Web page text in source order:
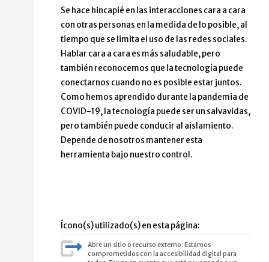
Se hace hincapié en las interacciones cara a cara
con otras personas en la medida de lo posible, al
tiempo que se limita el uso de las redes sociales.
Hablar cara a cara es más saludable, pero
también reconocemos que la tecnología puede
conectarnos cuando no es posible estar juntos.
Como hemos aprendido durante la pandemia de
COVID-19, la tecnología puede ser un salvavidas,
pero también puede conducir al aislamiento.
Depende de nosotros mantener esta
herramienta bajo nuestro control.
Ícono(s) utilizado(s) en esta página:
Abre un sitio o recurso externo: Estamos
comprometidos con la accesibilidad digital para